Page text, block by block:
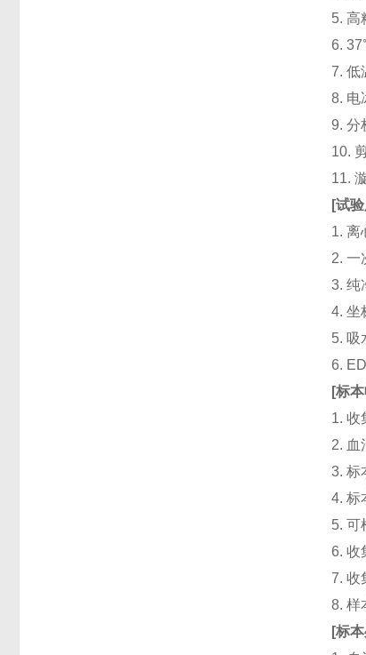
5. 高
6.
7. 低
8.
9. 分
10.
11.
[试
1. 离
2. 一
3. 纯
4. 坐
5. 吸
6.
[标
1. 收
2. 血
3. 标
4. 标
5. 可
6. 收
7. 收
8. 样
[标